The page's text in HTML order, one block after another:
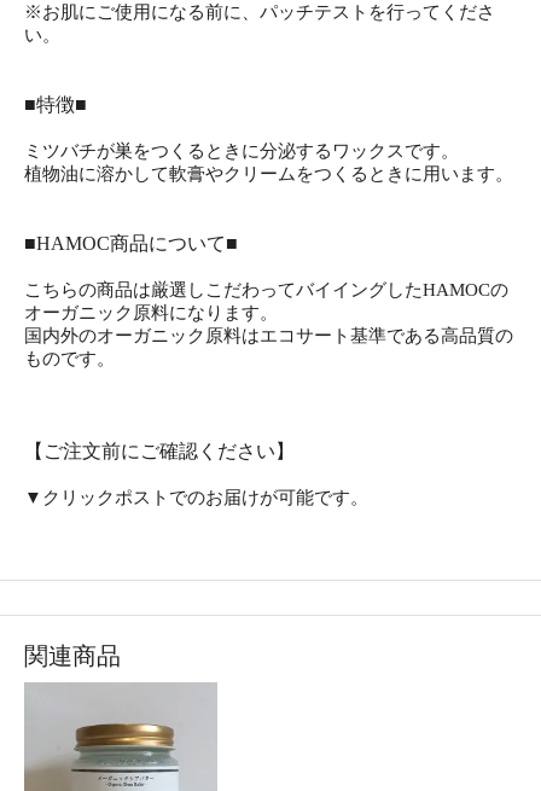
※お肌にご使用になる前に、パッチテストを行ってくださ
い。
■特徴■
ミツバチが巣をつくるときに分泌するワックスです。
植物油に溶かして軟膏やクリームをつくるときに用います。
■HAMOC商品について■
こちらの商品は厳選しこだわってバイイングしたHAMOCの
オーガニック原料になります。
国内外のオーガニック原料はエコサート基準である高品質の
ものです。
【ご注文前にご確認ください】
▼クリックポストでのお届けが可能です。
関連商品